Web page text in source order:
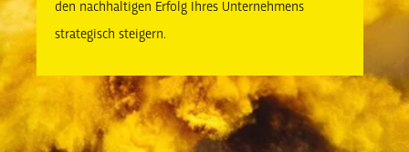
den nachhaltigen Erfolg Ihres Unternehmens
strategisch steigern.